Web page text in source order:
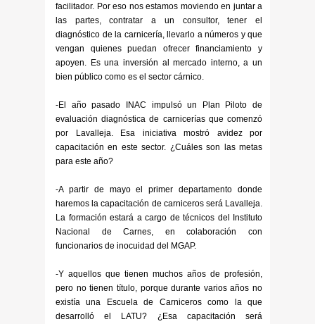
facilitador. Por eso nos estamos moviendo en juntar a
las partes, contratar a un consultor, tener el
diagnóstico de la carnicería, llevarlo a números y que
vengan quienes puedan ofrecer financiamiento y
apoyen. Es una inversión al mercado interno, a un
bien público como es el sector cárnico.
-El año pasado INAC impulsó un Plan Piloto de
evaluación diagnóstica de carnicerías que comenzó
por Lavalleja. Esa iniciativa mostró avidez por
capacitación en este sector. ¿Cuáles son las metas
para este año?
-A partir de mayo el primer departamento donde
haremos la capacitación de carniceros será Lavalleja.
La formación estará a cargo de técnicos del Instituto
Nacional de Carnes, en colaboración con
funcionarios de inocuidad del MGAP.
-Y aquellos que tienen muchos años de profesión,
pero no tienen título, porque durante varios años no
existía una Escuela de Carniceros como la que
desarrolló el LATU? ¿Esa capacitación será